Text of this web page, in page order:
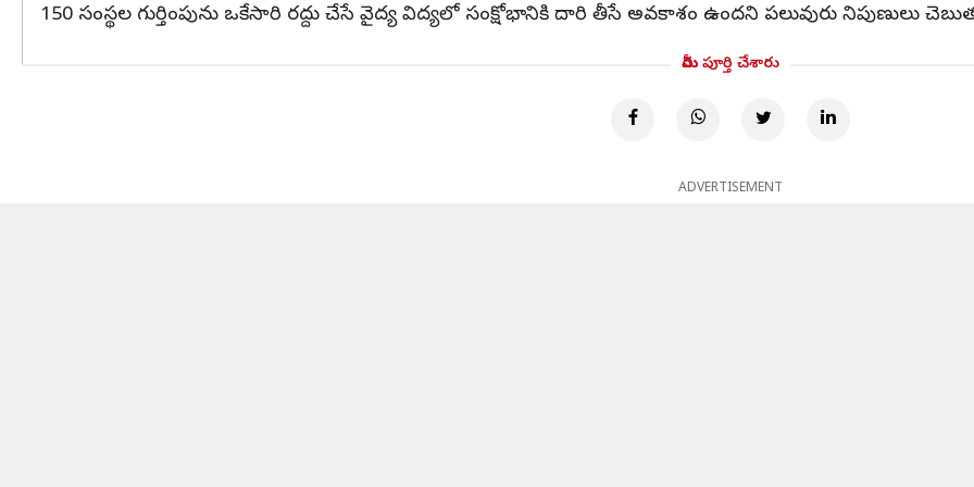
150 సంస్థల గుర్తింపును ఒకేసారి రద్దు చేసే వైద్య విద్యలో సంక్షోభానికి దారి తీసే అవకాశం ఉందని పలువురు నిపుణులు
మీరు పూర్తి చేశారు
ADVERTISEMENT